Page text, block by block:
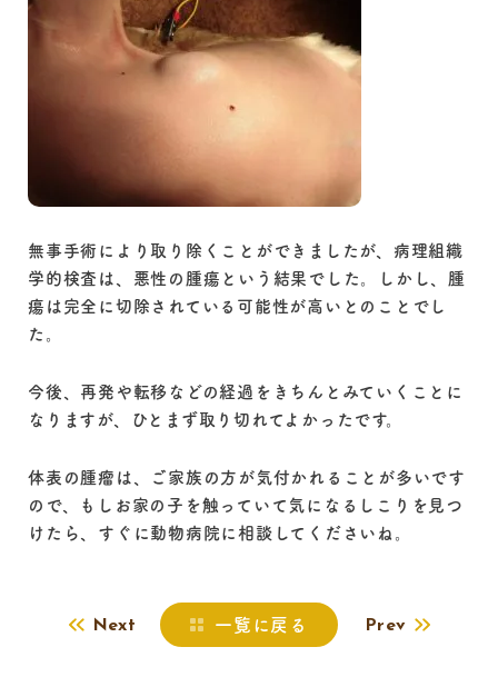
無事手術により取り除くことができましたが、病理組織
学的検査は、悪性の腫瘍という結果でした。しかし、腫
瘍は完全に切除されている可能性が高いとのことでし
た。
今後、再発や転移などの経過をきちんとみていくことに
なりますが、ひとまず取り切れてよかったです。
体表の腫瘤は、ご家族の方が気付かれることが多いです
ので、もしお家の子を触っていて気になるしこりを見つ
けたら、すぐに動物病院に相談してくださいね。
Next 一覧に戻る Prev